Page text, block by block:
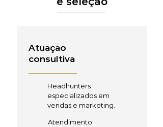
Atuação
consultiva
Headhunters
especializados em
vendas e marketing.
Atendimento